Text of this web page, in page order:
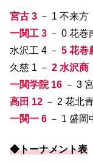
宮古 3 － 1 不来方
一関工 3 － 0 花巻
水沢工 4 － 5 花巻
久慈 1 － 2 水沢商
一関学院 16 － 3
高田 12 － 2 花北
一関一 6 － 1 盛岡
◆トーナメント表